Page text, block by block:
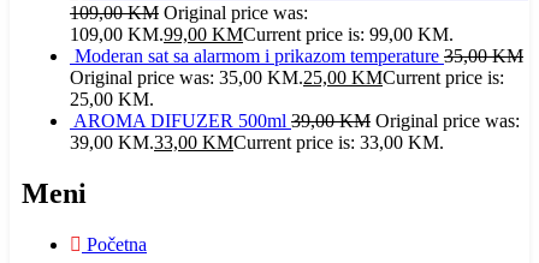
109,00KM Original price was:
109,00 KM.99,00 KMCurrent price is: 99,00 KM.
Moderan sat sa alarmom i prikazom temperature 35,00KM
Original price was: 35,00 KM.25,00 KMCurrent price is:
25,00 KM.
AROMA DIFUZER 500ml 39,00KM Original price was:
39,00 KM.33,00 KMCurrent price is: 33,00 KM.
Meni
Početna